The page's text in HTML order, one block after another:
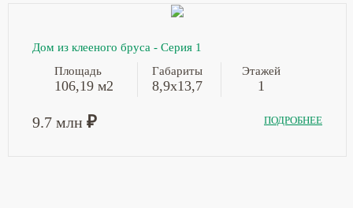
Дом из клееного бруса - Серия 1
Площадь
106,19 м2
Габариты
8,9х13,7
Этажей
1
9.7 млн ₽ ПОДРОБНЕЕ